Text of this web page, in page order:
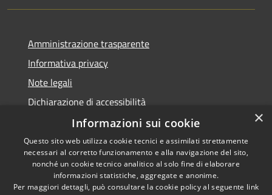
Amministrazione trasparente
Informativa privacy
Note legali
Dichiarazione di accessibilità
Accessibilità
Privacy
Copyright © 2026 • Comune di
San Giovanni Rotondo •
Powered byMunicipium •
×
Informazioni sui cookie
Questo sito web utilizza cookie tecnici e assimilati strettamente
necessari al corretto funzionamento e alla navigazione del sito,
nonché un cookie tecnico analitico al solo fine di elaborare
informazioni statistiche, aggregate e anonime.
Per maggiori dettagli, può consultare la cookie policy al seguente link